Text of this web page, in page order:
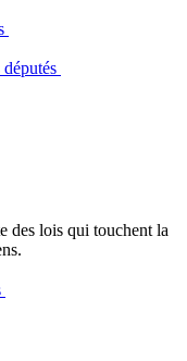
députés
des lois qui touchent la